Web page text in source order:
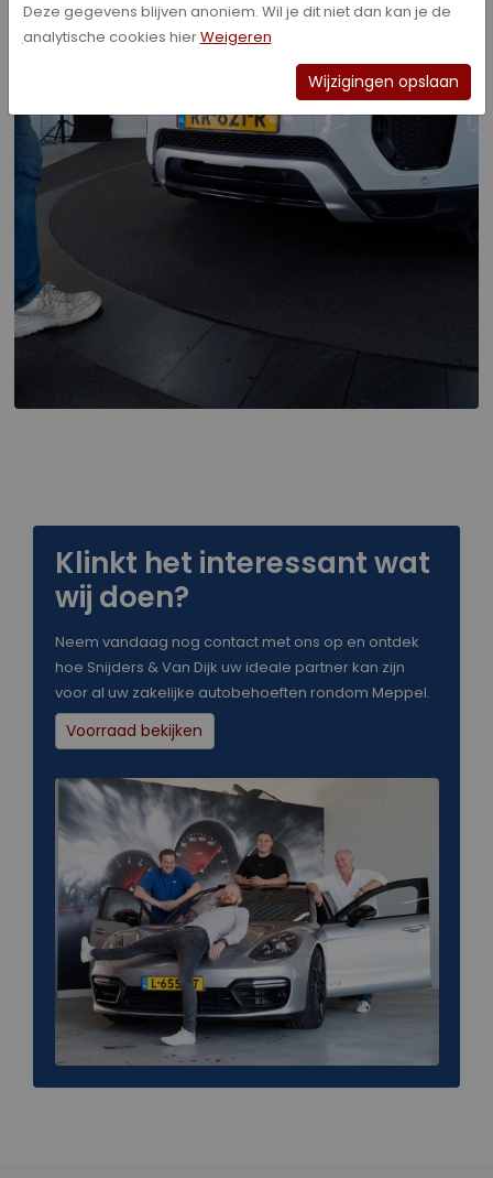
Klinkt het interessant wat
wij doen?
Neem vandaag nog contact met ons op en ontdek
hoe Snijders & Van Dijk uw ideale partner kan zijn
voor al uw zakelijke autobehoeften rondom Meppel.
Voorraad bekijken
Deze gegevens blijven anoniem. Wil je dit niet dan kan je de
analytische cookies hierWeigeren
Wijzigingen opslaan